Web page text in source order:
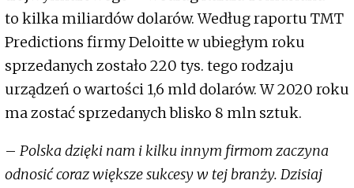
to kilka miliardów dolarów. Według raportu TMT
Predictions firmy Deloitte w ubiegłym roku
sprzedanych zostało 220 tys. tego rodzaju
urządzeń o wartości 1,6 mld dolarów. W 2020 roku
ma zostać sprzedanych blisko 8 mln sztuk.
– Polska dzięki nam i kilku innym firmom zaczyna
odnosić coraz większe sukcesy w tej branży. Dzisiaj